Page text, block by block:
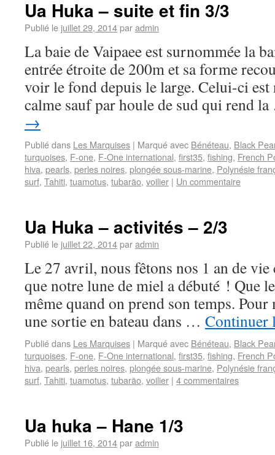
Ua Huka – suite et fin 3/3
Publié le juillet 29, 2014paradmin
La baie de Vaipaee est surnommée la
entrée étroite de 200m et sa forme
voir le fond depuis le large. Celui-ci est
calme sauf par houle de sud qui rend
→
Publié dans Les Marquises | Marqué avec Bénéteau, Black
turquoises, F-one, F-One international, first35, fishing, French
hiva, pearls, perles noires, plongée sous-marine, Polynésie
surf, Tahiti, tuamotus, tubarão, voilier | Un commentaire
Ua Huka – activités – 2/3
Publié le juillet 22, 2014paradmin
Le 27 avril, nous fêtons nos 1 an de
que notre lune de miel a débuté ! Que
même quand on prend son temps. Pour
une sortie en bateau dans … Continuer
Publié dans Les Marquises | Marqué avec Bénéteau, Black
turquoises, F-one, F-One international, first35, fishing, French
hiva, pearls, perles noires, plongée sous-marine, Polynésie
surf, Tahiti, tuamotus, tubarão, voilier | 4 commentaires
Ua huka – Hane 1/3
Publié le juillet 16, 2014paradmin